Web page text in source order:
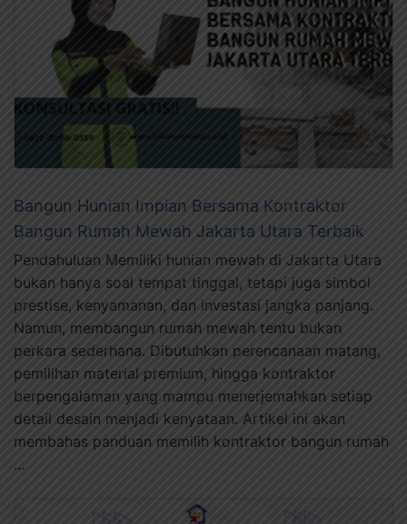
Bangun Hunian Impian Bersama Kontraktor
Bangun Rumah Mewah Jakarta Utara Terbaik
Pendahuluan Memiliki hunian mewah di Jakarta Utara
bukan hanya soal tempat tinggal, tetapi juga simbol
prestise, kenyamanan, dan investasi jangka panjang.
Namun, membangun rumah mewah tentu bukan
perkara sederhana. Dibutuhkan perencanaan matang,
pemilihan material premium, hingga kontraktor
berpengalaman yang mampu menerjemahkan setiap
detail desain menjadi kenyataan. Artikel ini akan
membahas panduan memilih kontraktor bangun rumah
…